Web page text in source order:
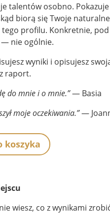
talentów osobno.
biorą się Twoje
tego profilu. Konkretnie,
nie ogólnie.
wyniki i opisujesz
raport.
do mnie i o mnie.”— Basia
moje oczekiwania.”—
koszyka
wiesz, co z wynikami